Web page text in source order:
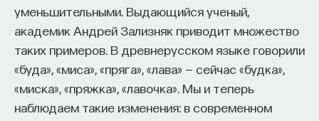
уменьшительными. Выдающийся ученый,
академик Андрей Зализняк приводит множество
таких примеров. В древнерусском языке говорили
«буда», «миса», «пряга», «лава» — сейчас «будка»,
«миска», «пряжка», «лавочка». Мы и теперь
наблюдаем такие изменения: в современном
Миф нужен этой науке как объяснительный
механизм работы бессознательного,
а в сущности — работы нашего сознания.
Самое «простое» представление о мифологии —
это представление, которое восходит